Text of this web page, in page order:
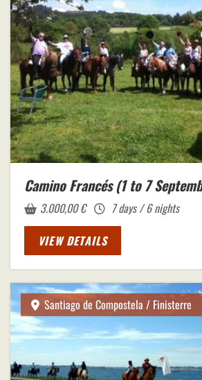
Camino Francés (1 to 7
3.000,00€
7 days / 6 nights
VIEW DETAILS
Santiago de Compostela / Finisterre